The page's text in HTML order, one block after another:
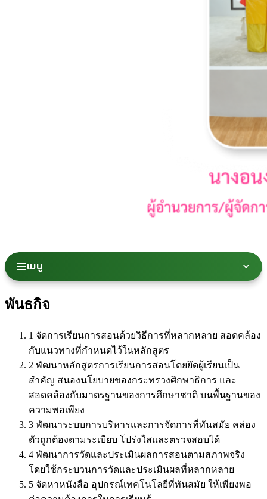
เมนู
พันธกิจ
1 จัดการเรียนการสอนด้วยวิธีการที่หลากหลาย สอดคล้อง
กับแนวทางที่กำหนดไว้ในหลักสูตร
2 พัฒนาหลักสูตรการเรียนการสอนโดยยึดผู้เรียนเป็น
สำคัญ สนองนโยบายของกระทรวงศึกษาธิการ และ
สอดคล้องกับมาตรฐานของการศึกษาชาติ บนพื้นฐานของ
ความพอเพียง
3 พัฒนาระบบการบริหารและการจัดการที่ทันสมัย คล่อง
ตัวถูกต้องตามระเบียบ โปร่งใสและตรวจสอบได้
4 พัฒนาการวัดและประเมินผลการสอนตามสภาพจริง
โดยใช้กระบวนการวัดและประเมินผลที่หลากหลาย
5 จัดหาหนังสือ อุปกรณ์เทคโนโลยีที่ทันสมัย ให้เพียงพอ